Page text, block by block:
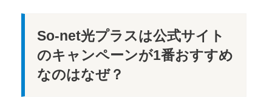
So-net光プラスは公式サイト
のキャンペーンが1番おすすめ
なのはなぜ？